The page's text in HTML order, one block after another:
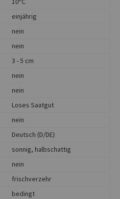
einjährig
nein
nein
3 - 5 cm
nein
nein
Loses Saatgut
nein
Deutsch (D/DE)
sonnig, halbschattig
nein
frischverzehr
bedingt